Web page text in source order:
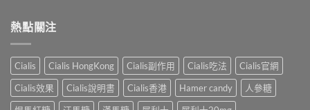
必
療
程
安
排
嗎？
完
整
解
析：
全
雙
效
合
一
如
士
20mg
強、
半
顆
又
不
熱點關注
Cialis Cialis HongKong Cialis副作用 Cialis吃法
Cialis官網
Cialis效果
Cialis說明書 Cialis香港 Hamer candy
人參糖